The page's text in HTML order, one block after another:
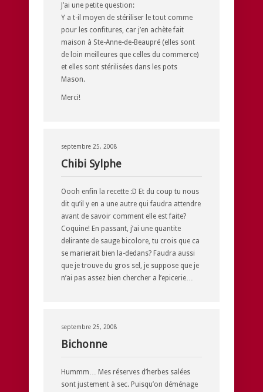
J’ai une petite question:
Y a t-il moyen de stériliser le tout comme
pour les confitures, car j’en achète fait
maison à Ste-Anne-de-Beaupré (elles sont
de loin meilleures que celles du commerce)
et elles sont stérilisées dans les pots
Mason.
Merci!
septembre 25, 2008
Chibi Sylphe
Oooh enfin la recette :D Et du coup tu nous
dit qu’il y en a une autre qui faudra attendre
avant de savoir comment elle est faite?
Coquine! En passant, j’ai une quantite
delirante de sauge bicolore, tu crois que ca
se marierait bien la-dedans? Faudra aussi
que je trouve du gros sel, je suppose que je
n’ai pas assez bien chercher a l’epicerie…
septembre 25, 2008
Bichonne
Hummm… Mes réserves d’herbes salées
sont justement à sec. Puisqu’on déménage